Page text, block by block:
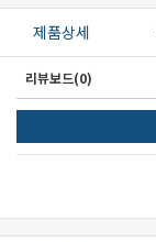
제품상세
리뷰보드(0)